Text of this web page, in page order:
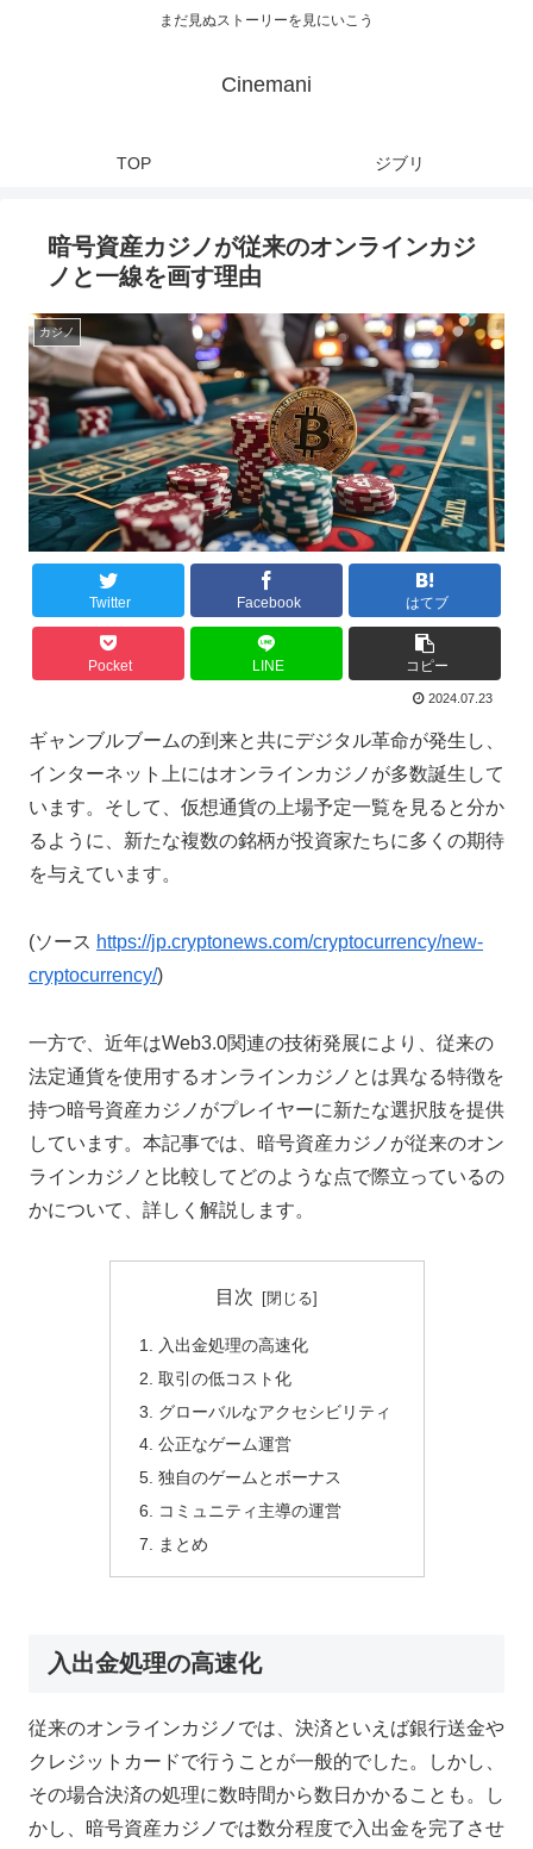
まだ見ぬストーリーを見にいこう
Cinemani
TOP ジブリ
暗号資産カジノが従来のオンラインカジ
ノと一線を画す理由
カジノ
Twitter Facebook はてブ
Pocket LINE コピー
2024.07.23
ギャンブルブームの到来と共にデジタル革命が発生し、
インターネット上にはオンラインカジノが多数誕生して
います。そして、仮想通貨の上場予定一覧を見ると分か
るように、新たな複数の銘柄が投資家たちに多くの期待
を与えています。
(ソース https://jp.cryptonews.com/cryptocurrency/new-
cryptocurrency/)
一方で、近年はWeb3.0関連の技術発展により、従来の
法定通貨を使用するオンラインカジノとは異なる特徴を
持つ暗号資産カジノがプレイヤーに新たな選択肢を提供
しています。本記事では、暗号資産カジノが従来のオン
ラインカジノと比較してどのような点で際立っているの
かについて、詳しく解説します。
目次
入出金処理の高速化
取引の低コスト化
グローバルなアクセシビリティ
公正なゲーム運営
独自のゲームとボーナス
コミュニティ主導の運営
まとめ
入出金処理の高速化
従来のオンラインカジノでは、決済といえば銀行送金や
クレジットカードで行うことが一般的でした。しかし、
その場合決済の処理に数時間から数日かかることも。し
かし、暗号資産カジノでは数分程度で入出金を完了させ